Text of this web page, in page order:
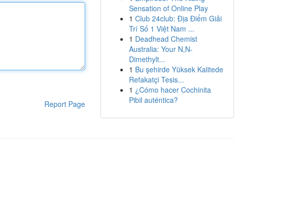
Report Page
Sensation of Online Play
1 Club 24club: Địa Điểm Giải
Trí Số 1 Việt Nam ...
1 Deadhead Chemist
Australia: Your N,N-
Dimethylt...
1 Bu şehirde Yüksek Kalitede
Refakatçi Tesis...
1 ¿Cómo hacer Cochinita
Pibil auténtica?